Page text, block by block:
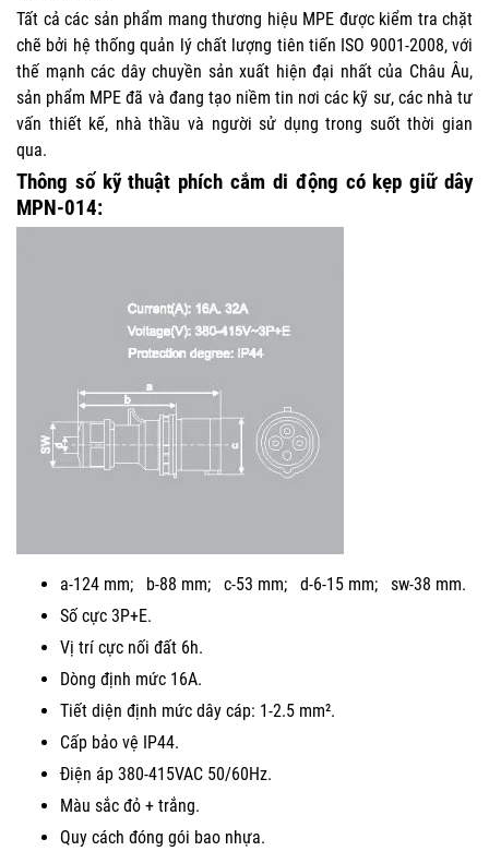
Tất cả các sản phẩm mang thương hiệu MPE được kiểm tra chặt
chẽ bởi hệ thống quản lý chất lượng tiên tiến ISO 9001-2008, với
thế mạnh các dây chuyền sản xuất hiện đại nhất của Châu Âu,
sản phẩm MPE đã và đang tạo niềm tin nơi các kỹ sư, các nhà tư
vấn thiết kế, nhà thầu và người sử dụng trong suốt thời gian
qua.
Thông số kỹ thuật phích cắm di động có kẹp giữ dây
MPN-014:
a-124 mm; b-88 mm; c-53 mm; d-6-15 mm; sw-38 mm.
Số cực 3P+E.
Vị trí cực nối đất 6h.
Dòng định mức 16A.
Tiết diện định mức dây cáp: 1-2.5 mm².
Cấp bảo vệ IP44.
Điện áp 380-415VAC 50/60Hz.
Màu sắc đỏ + trắng.
Quy cách đóng gói bao nhựa.